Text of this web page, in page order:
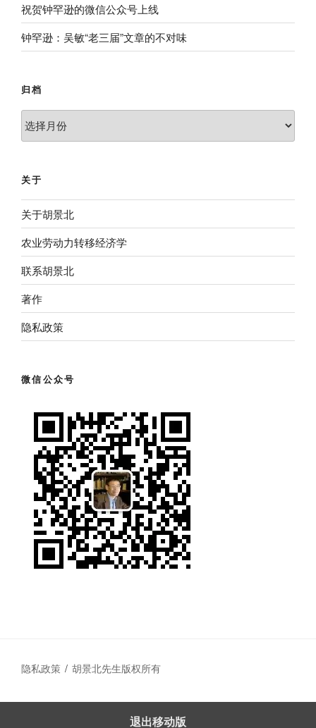
祝贺钟罕逊的微信公众号上线
钟罕逊：吴敏“老三届”文章的不对味
归档
归
档
关于
关于胡景北
农业劳动力转移经济学
联系胡景北
著作
隐私政策
微信公众号
隐私政策 胡景北先生版权所有
退出移动版